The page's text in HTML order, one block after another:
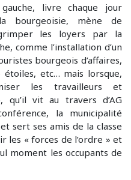
livre chaque jour
bourgeoisie, mène de
les loyers par la
comme l’installation d’un
bourgeois d’affaires,
étoiles, etc… mais lorsque,
les travailleurs et
qu’il vit au travers d’AG
la municipalité
sert ses amis de la classe
les « forces de l’ordre » et
moment les occupants de